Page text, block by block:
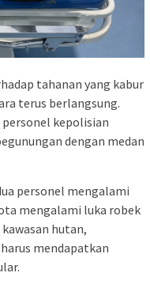
tahanan yang kabur
terus berlangsung.
kepolisian
dengan medan
personel mengalami
mengalami luka robek
hutan,
mendapatkan